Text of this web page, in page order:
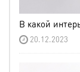
В какой
20.12.2023